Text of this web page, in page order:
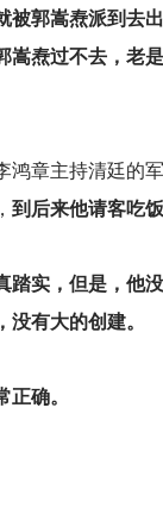
被郭嵩焘派到去
嵩焘过不去，老
鸿章主持清廷的
到后来他请客吃
踏实，但是，他
有大的创建。
确。